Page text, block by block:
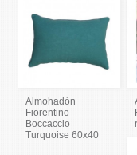
Almohadón
Fiorentino
Boccaccio
Turquoise 60x40